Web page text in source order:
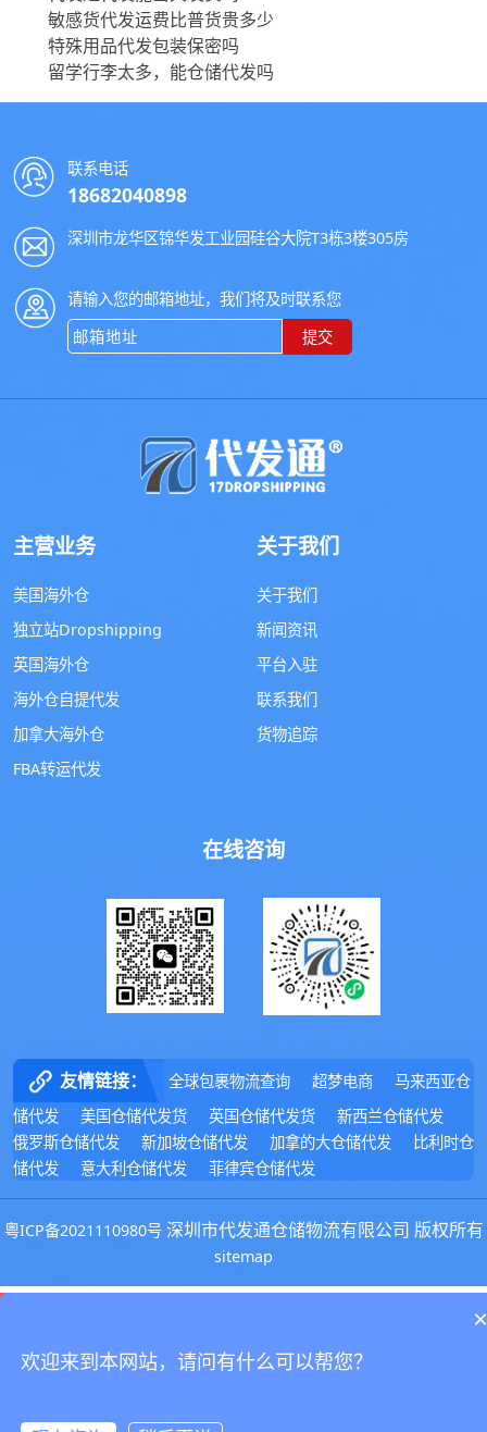
敏感货代发运费比普货贵多少
特殊用品代发包装保密吗
留学行李太多，能仓储代发吗
联系电话
18682040898
深圳市龙华区锦华发工业园硅谷大院T3栋3楼305房
请输入您的邮箱地址，我们将及时联系您
提交
主营业务
美国海外仓
独立站Dropshipping
英国海外仓
海外仓自提代发
加拿大海外仓
FBA转运代发
关于我们
关于我们
新闻资讯
平台入驻
联系我们
货物追踪
在线咨询
友情链接： 全球包裹物流查询 超梦电商
马来西亚仓
储代发
美国仓储代发货 英国仓储代发货
新西兰仓储代发
俄罗斯仓储代发
新加坡仓储代发 加拿的大仓储代发
比利时仓
储代发
意大利仓储代发 菲律宾仓储代发
粤ICP备2021110980号深圳市代发通仓储物流有限公司 版权所有
sitemap
欢迎来到本网站，请问有什么可以帮您？